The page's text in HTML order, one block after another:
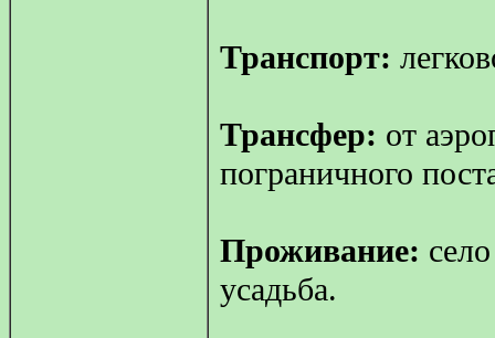
Транспорт:
Трансфер: от
пограничного
Проживание:
усадьба.